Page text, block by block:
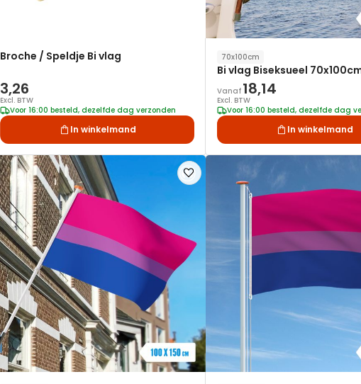
Broche / Speldje Bi vlag
3,26
Excl. BTW
Voor 16:00 besteld, dezelfde dag verzonden
In winkelmand
70x100cm
Bi vlag Biseksueel
Vanaf 18,14
Excl. BTW
Voor 16:00 besteld, dezelfde dag
In winkelmand
Voeg
toe